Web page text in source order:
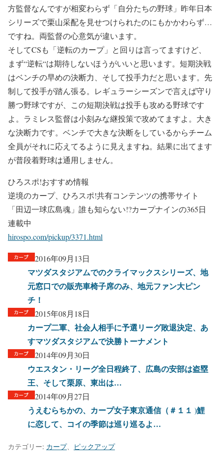
方監督なんですが相変わらず「自分たちの野球」昨年日本
シリーズで栗山采配を見せつけられたのにもかかわらず…
ですね。両監督の心意気が違います。
そしてCSも「逆転のカープ」と回りは言ってますけど、
まず“逆転“は期待しないほうがいいと思います。短期決戦
はベンチの早めの決断力、そして投手力だと思います。先
制して投手が踏ん張る。レギュラーシーズンで言えば守り
勝つ野球ですが、この短期決戦は投手も攻める野球です
よ。ラミレス監督は小刻みな継投策で攻めてますよ。大き
な決断力です。ベンチで大きな決断をしているからチーム
全員がそれに応えてるように見えますね。結果に出てます
が普段着野球は通用しません。
ひろスポ!おすすめ情報
逆境のカープ、ひろスポ!共有コンテンツの携帯サイト
「田辺一球広島魂」誰も知らない!?カープナインの365日
連載中
hirospo.com/pickup/3371.html
2016年09月13日
マツダスタジアムでのクライマックスシリーズ、地
元窓口での販売車椅子席のみ、地元ファン大ピン
チ！
2015年08月18日
カープ二軍、社会人相手に予選リーグ敗退決定、あ
すマツダスタジアムで決勝トーナメント
2014年09月30日
ウエスタン・リーグ全日程終了、広島の安部は盗塁
王、そして栗原、東出は…
2014年09月27日
うえむらちかの、カープ女子東京通信（＃１１ )鯉
に恋して、コイの季節は巡り巡るよ…
カテゴリー: カープ、 ピックアップ